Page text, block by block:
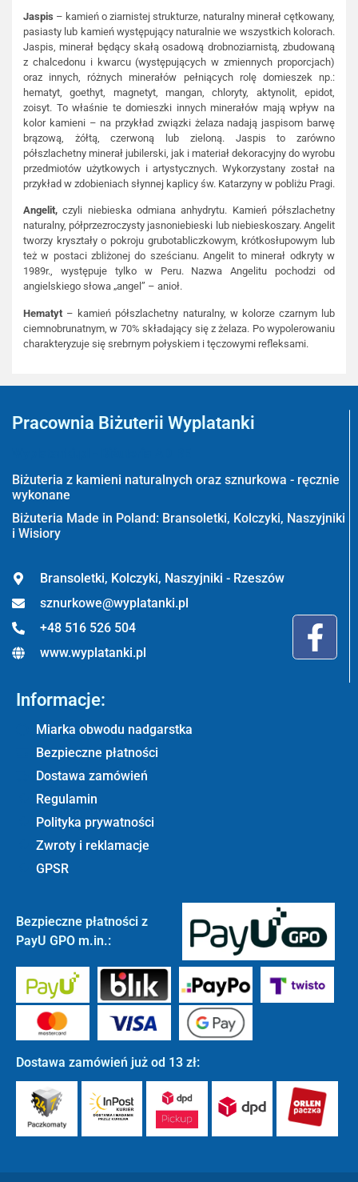
Jaspis – kamień o ziarnistej strukturze, naturalny minerał cętkowany,
pasiasty lub kamień występujący naturalnie we wszystkich kolorach.
Jaspis, minerał będący skałą osadową drobnoziarnistą, zbudowaną
z chalcedonu i kwarcu (występujących w zmiennych proporcjach)
oraz innych, różnych minerałów pełniących rolę domieszek np.:
hematyt, goethyt, magnetyt, mangan, chloryty, aktynolit, epidot,
zoisyt. To właśnie te domieszki innych minerałów mają wpływ na
kolor kamieni – na przykład związki żelaza nadają jaspisom barwę
brązową, żółtą, czerwoną lub zieloną. Jaspis to zarówno
półszlachetny minerał jubilerski, jak i materiał dekoracyjny do wyrobu
przedmiotów użytkowych i artystycznych. Wykorzystany został na
przykład w zdobieniach słynnej kaplicy św. Katarzyny w pobliżu Pragi.
Angelit, czyli niebieska odmiana anhydrytu. Kamień półszlachetny
naturalny, półprzezroczysty jasnoniebieski lub niebieskoszary. Angelit
tworzy kryształy o pokroju grubotabliczkowym, krótkosłupowym lub
też w postaci zbliżonej do sześcianu. Angelit to minerał odkryty w
1989r., występuje tylko w Peru. Nazwa Angelitu pochodzi od
angielskiego słowa „angel” – anioł.
Hematyt – kamień półszlachetny naturalny, w kolorze czarnym lub
ciemnobrunatnym, w 70% składający się z żelaza. Po wypolerowaniu
charakteryzuje się srebrnym połyskiem i tęczowymi refleksami.
Pracownia Biżuterii Wyplatanki
Biżuteria z kamieni naturalnych oraz sznurkowa - ręcznie
wykonane
Biżuteria Made in Poland: Bransoletki, Kolczyki, Naszyjniki
i Wisiory
Bransoletki, Kolczyki, Naszyjniki - Rzeszów
sznurkowe@wyplatanki.pl
+48 516 526 504
www.wyplatanki.pl
Informacje:
Miarka obwodu nadgarstka
Bezpieczne płatności
Dostawa zamówień
Regulamin
Polityka prywatności
Zwroty i reklamacje
GPSR
Bezpieczne płatności z
PayU GPO m.in.:
Dostawa zamówień już od 13 zł: